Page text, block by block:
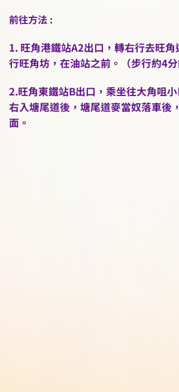
前往方法 :
1. 旺角港鐵站A2出口，轉右行去旺
行旺角坊，在油站之前。（步行約4分
2.旺角東鐵站B出口，乘坐往大角咀
右入塘尾道後，塘尾道麥當奴落車後
面。